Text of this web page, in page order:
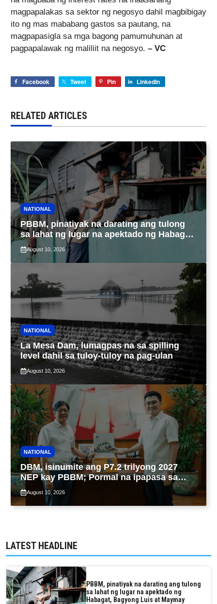
magpapalakas sa sektor ng negosyo dahil magbibigay
ito ng mas mababang gastos sa pautang, na
magpapasigla sa mga bagong pamumuhunan at
pagpapalawak ng maliliit na negosyo. – VC
Facebook Tweet Pin LinkedIn
RELATED ARTICLES
NATIONAL
PBBM, pinatiyak na darating ang tulong
sa lahat ng lugar na apektado ng Habagat,
Bagyong Luis at Maymay
August 10, 2026
NATIONAL
La Mesa Dam, lumagpas na sa spilling
level dahil sa tuloy-tuloy na pag-ulan
August 10, 2026
NATIONAL
DBM, isinumite ang P7.2 trilyong 2027
NEP kay PBBM; Pormal na ipapasa sa
Kongreso bukas
August 10, 2026
LATEST HEADLINE
PBBM, pinatiyak na darating ang tulong
sa lahat ng lugar na apektado ng
Habagat, Bagyong Luis at Maymay